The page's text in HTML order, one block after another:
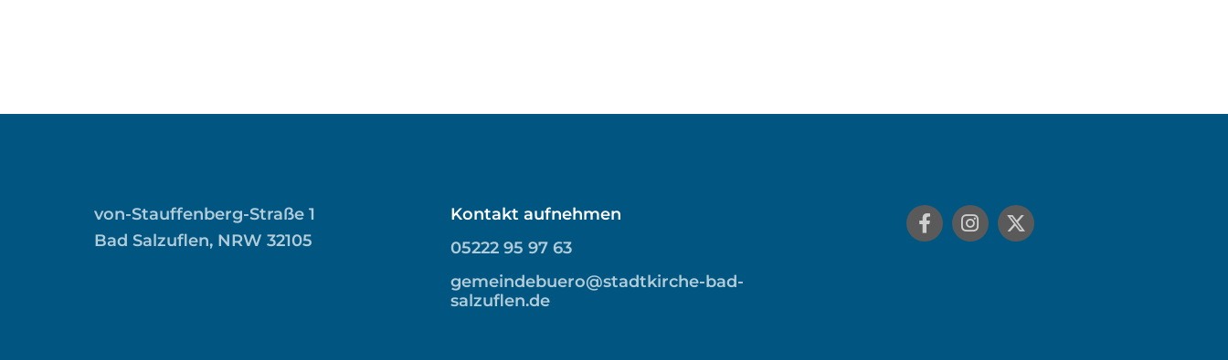
von-Stauffenberg-Straße 1
Bad Salzuflen, NRW 32105
Kontakt aufnehmen
05222 95 97 63
gemeindebuero@stadtkirche-bad-
salzuflen.de